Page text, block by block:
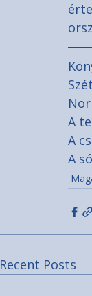
A
A
A
Recent Posts